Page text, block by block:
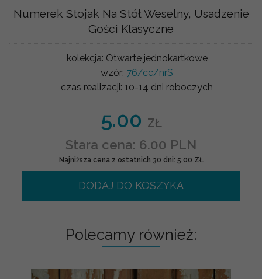
Numerek Stojak Na Stół Weselny, Usadzenie
Gości Klasyczne
kolekcja: Otwarte jednokartkowe
wzór: 76/cc/nrS
czas realizacji: 10-14 dni roboczych
5.00 ZŁ
Stara cena: 6.00 PLN
Najniższa cena z ostatnich 30 dni: 5.00 ZŁ
DODAJ DO KOSZYKA
Polecamy również: